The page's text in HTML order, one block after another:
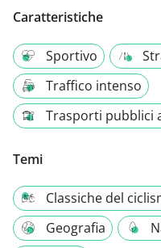
Caratteristiche
Sportivo
Traffico intenso
Trasporti pubblici
Temi
Classiche del
Geografia